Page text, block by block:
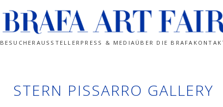
BESUCHER AUSSTELLER PRESS & MEDIA ÜBER DIE BRAFA
STERN PISSARRO GALLERY